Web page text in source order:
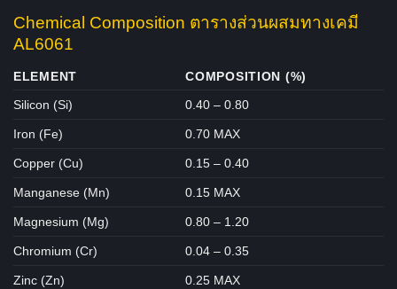
Chemical Composition ตารางส่วนผสมทางเคมี
AL6061
ELEMENT
COMPOSITION (%)
Silicon (Si)
0.40 – 0.80
Iron (Fe) 0.70 MAX
Copper (Cu) 0.15 – 0.40
Manganese (Mn) 0.15 MAX
Magnesium (Mg) 0.80 – 1.20
Chromium (Cr) 0.04 – 0.35
Zinc (Zn) 0.25 MAX